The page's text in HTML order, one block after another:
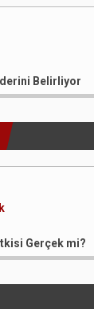
Belirliyor
Gerçek mi?